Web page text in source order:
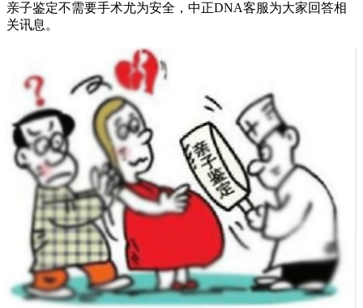
亲子鉴定不需要手术尤为安全，中正DNA客服为大家回答相
关讯息。